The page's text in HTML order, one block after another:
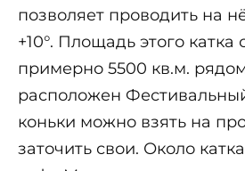
позволяет проводить на
+10°. Площадь этого катка
примерно 5500 кв.м.
расположен
коньки можно взять на
заточить свои. Около